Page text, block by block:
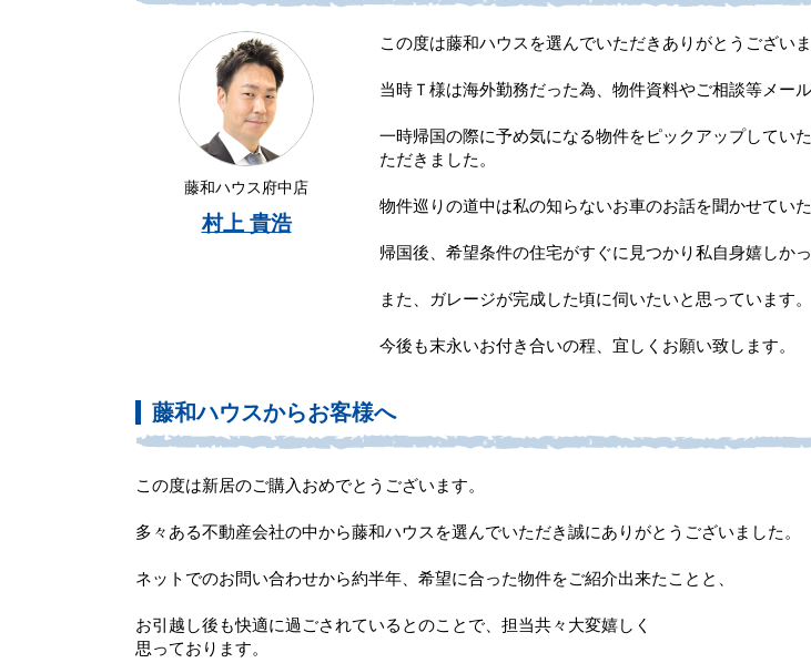
藤和ハウス府中店
村上 貴浩
この度は藤和ハウスを選んでいただきありがとうございま
当時Ｔ様は海外勤務だった為、物件資料やご相談等メー
一時帰国の際に予め気になる物件をピックアップしてい
ただきました。
物件巡りの道中は私の知らないお車のお話を聞かせてい
帰国後、希望条件の住宅がすぐに見つかり私自身嬉しかっ
また、ガレージが完成した頃に伺いたいと思っています。
今後も末永いお付き合いの程、宜しくお願い致します。
藤和ハウスからお客様へ
この度は新居のご購入おめでとうございます。
多々ある不動産会社の中から藤和ハウスを選んでいただき誠にありがとうございました。
ネットでのお問い合わせから約半年、希望に合った物件をご紹介出来たことと、
お引越し後も快適に過ごされているとのことで、担当共々大変嬉しく
思っております。